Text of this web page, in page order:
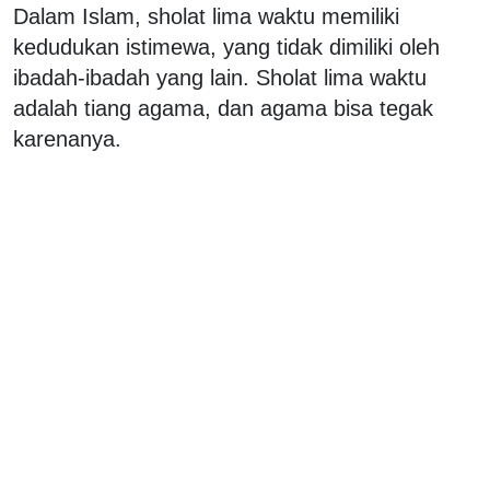
Dalam Islam, sholat lima waktu memiliki
kedudukan istimewa, yang tidak dimiliki oleh
ibadah-ibadah yang lain. Sholat lima waktu
adalah tiang agama, dan agama bisa tegak
karenanya.